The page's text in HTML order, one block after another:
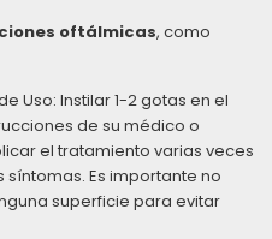
oftálmicas, como
Uso: Instilar 1-2 gotas en el
de su médico o
el tratamiento varias veces
Es importante no
superficie para evitar